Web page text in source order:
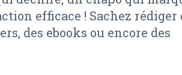
efficace ! Sachez rédiger
des ebooks ou encore des